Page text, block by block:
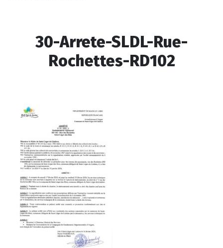
30-Arrete-SLDL-Rue-
Rochettes-RD102